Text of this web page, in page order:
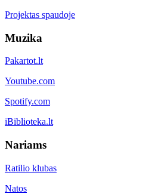
Projektas spaudoje
Muzika
Pakartot.lt
Youtube.com
Spotify.com
iBiblioteka.lt
Nariams
Ratilio klubas
Natos